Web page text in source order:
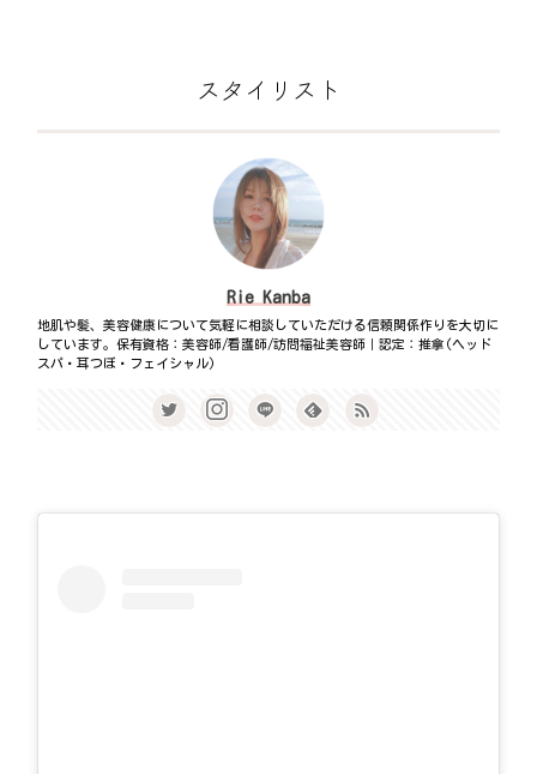
スタイリスト
Rie Kanba
地肌や髪、美容健康について気軽に相談していただける信頼関係作りを大切に
しています。保有資格：美容師/看護師/訪問福祉美容師｜認定：推拿(ヘッド
スパ・耳つぼ・フェイシャル)